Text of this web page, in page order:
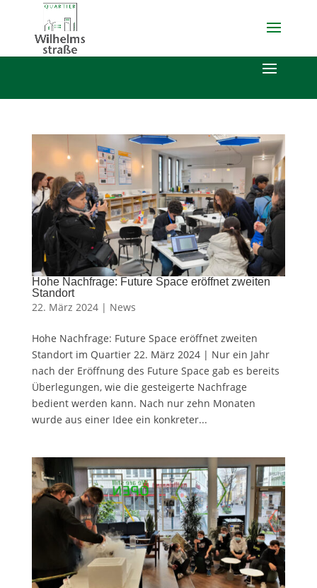
Hohe Nachfrage: Future Space eröffnet zweiten
Standort
22. März 2024 | News
Hohe Nachfrage: Future Space eröffnet zweiten
Standort im Quartier 22. März 2024 | Nur ein Jahr
nach der Eröffnung des Future Space gab es bereits
Überlegungen, wie die gesteigerte Nachfrage
bedient werden kann. Nach nur zehn Monaten
wurde aus einer Idee ein konkreter...